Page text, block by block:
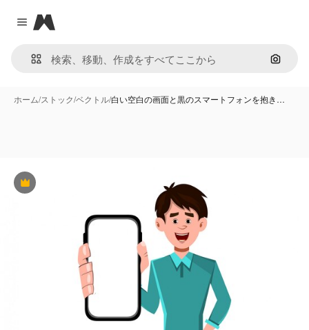
Close menu
Magnific
画像で
ホーム/ストック/ベクトル/白い空白の画面と黒のスマートフォンを抱き…
Premium